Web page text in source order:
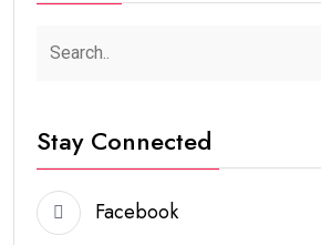
Stay Connected
Facebook